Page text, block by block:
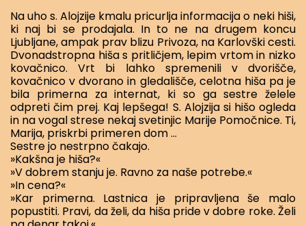
Na uho s. Alojzije kmalu pricurlja informacija o neki hiši,
ki naj bi se prodajala. In to ne na drugem koncu
Ljubljane, ampak prav blizu Privoza, na Karlovški cesti.
Dvonadstropna hiša s pritličjem, lepim vrtom in nizko
kovačnico. Vrt bi lahko spremenili v dvorišče,
kovačnico v dvorano in gledališče, celotna hiša pa je
bila primerna za internat, ki so ga sestre želele
odpreti čim prej. Kaj lepšega! S. Alojzija si hišo ogleda
in na vogal strese nekaj svetinjic Marije Pomočnice. Ti,
Marija, priskrbi primeren dom …
Sestre jo nestrpno čakajo.
»Kakšna je hiša?«
»V dobrem stanju je. Ravno za naše potrebe.«
»In cena?«
»Kar primerna. Lastnica je pripravljena še malo
popustiti. Pravi, da želi, da hiša pride v dobre roke. Želi